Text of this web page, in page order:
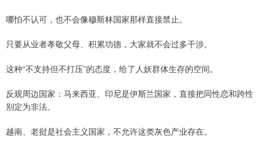
哪怕不认可，也不会像穆斯林国家那样直接禁止。
只要从业者孝敬父母、积累功德，大家就不会过多干涉。
这种“不支持但不打压”的态度，给了人妖群体生存的空间。
反观周边国家：马来西亚、印尼是伊斯兰国家，直接把同性恋和跨性
别定为非法。
越南、老挝是社会主义国家，不允许这类灰色产业存在。